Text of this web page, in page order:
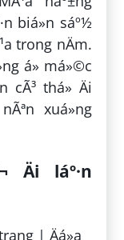
biá»n sáº½
trong nÄm.
á» má»©c
cÃ³ thá» Äi
xuá»ng
Äi láº·n